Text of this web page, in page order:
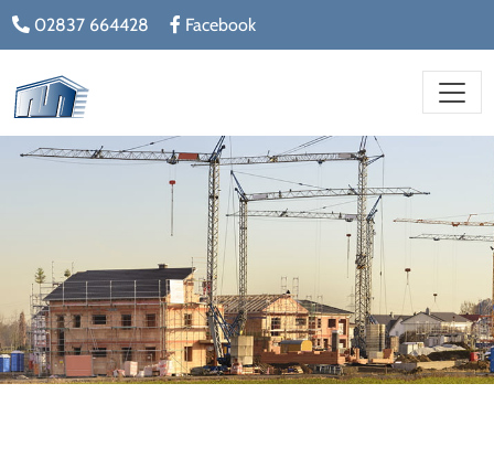
02837 664428 Facebook